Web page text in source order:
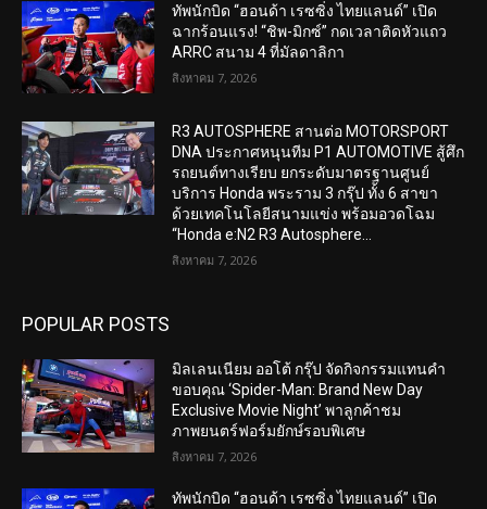
ทัพนักบิด “ฮอนด้า เรซซิ่ง ไทยแลนด์” เปิด
ฉากร้อนแรง! “ชิพ-มิกซ์” กดเวลาติดหัวแถว
ARRC สนาม 4 ที่มัลดาลิกา
สิงหาคม 7, 2026
R3 AUTOSPHERE สานต่อ MOTORSPORT
DNA ประกาศหนุนทีม P1 AUTOMOTIVE สู้ศึก
รถยนต์ทางเรียบ ยกระดับมาตรฐานศูนย์
บริการ Honda พระราม 3 กรุ๊ป ทั้ง 6 สาขา
ด้วยเทคโนโลยีสนามแข่ง พร้อมอวดโฉม
“Honda e:N2 R3 Autosphere...
สิงหาคม 7, 2026
POPULAR POSTS
มิลเลนเนียม ออโต้ กรุ๊ป จัดกิจกรรมแทนคำ
ขอบคุณ ‘Spider-Man: Brand New Day
Exclusive Movie Night’ พาลูกค้าชม
ภาพยนตร์ฟอร์มยักษ์รอบพิเศษ
สิงหาคม 7, 2026
ทัพนักบิด “ฮอนด้า เรซซิ่ง ไทยแลนด์” เปิด